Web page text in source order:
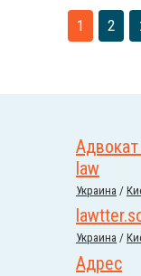
1 2
law
Украина /
Украина /
Адрес